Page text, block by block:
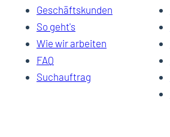
Geschäftskunden
So geht's
Wie wir arbeiten
FAQ
Suchauftrag